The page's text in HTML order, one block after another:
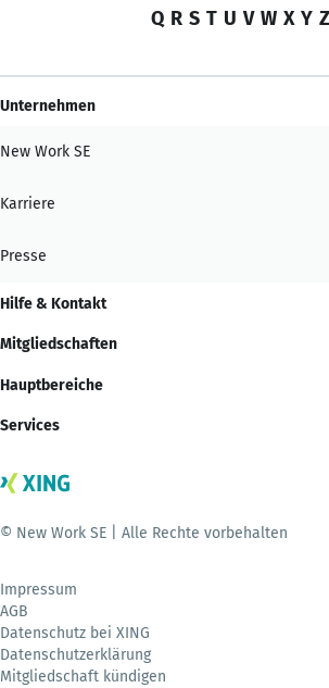
Q R S T U V W X Y Z
Unternehmen
New Work SE
Karriere
Presse
Hilfe & Kontakt
Mitgliedschaften
Hauptbereiche
Services
© New Work SE | Alle Rechte vorbehalten
Impressum
AGB
Datenschutz bei XING
Datenschutzerklärung
Mitgliedschaft kündigen